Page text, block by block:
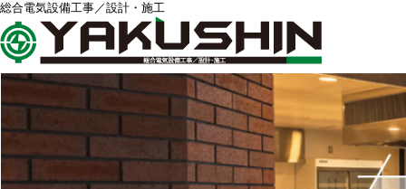
総合電気設備工事／設計・施工